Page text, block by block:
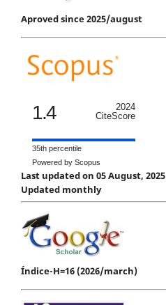
Aproved since 2025/august
1.4
2024
CiteScore
35th percentile
Powered by Scopus
Last updated on 05 August, 2025
Updated monthly
Índice-H=16 (2026/march)